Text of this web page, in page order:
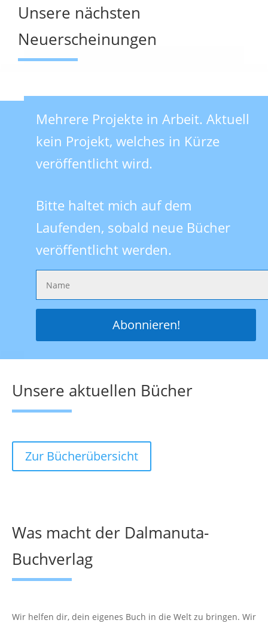
Unsere nächsten
Neuerscheinungen
Mehrere Projekte in Arbeit. Aktuell
kein Projekt, welches in Kürze
veröffentlicht wird.
Bitte haltet mich auf dem
Laufenden, sobald neue Bücher
veröffentlicht werden.
Unsere aktuellen Bücher
Zur Bücherübersicht
Was macht der Dalmanuta-
Buchverlag
Wir helfen dir, dein eigenes Buch in die Welt zu bringen. Wir